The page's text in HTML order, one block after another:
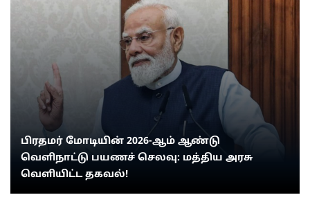
பிரதமர் மோடியின் 2026-ஆம் ஆண்டு
வெளிநாட்டு பயணச் செலவு: மத்திய அரசு
வெளியிட்ட தகவல்!